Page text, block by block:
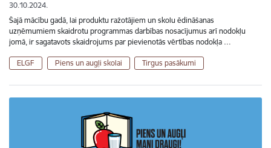
30.10.2024.
Šajā mācību gadā, lai produktu ražotājiem un skolu ēdināšanas
uzņēmumiem skaidrotu programmas darbības nosacījumus arī nodokļu
jomā, ir sagatavots skaidrojums par pievienotās vērtības nodokļa …
ELGF Piens un augļi skolai Tirgus pasākumi